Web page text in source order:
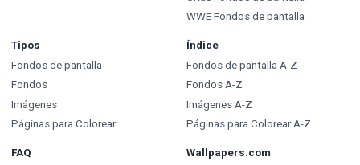
WWE Fondos de pantalla
Tipos
Fondos de pantalla
Fondos
Imágenes
Páginas para Colorear
Índice
Fondos de pantalla A-Z
Fondos A-Z
Imágenes A-Z
Páginas para Colorear A-Z
FAQ
Wallpapers.com